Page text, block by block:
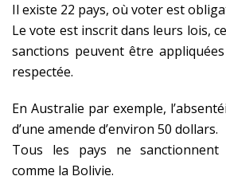
Il existe 22 pays, où voter est
Le vote est inscrit dans leurs lois,
sanctions peuvent être
respectée.
En Australie par exemple,
d’une amende d’environ 50 dollars.
Tous les pays ne sanctionnent
comme la Bolivie.